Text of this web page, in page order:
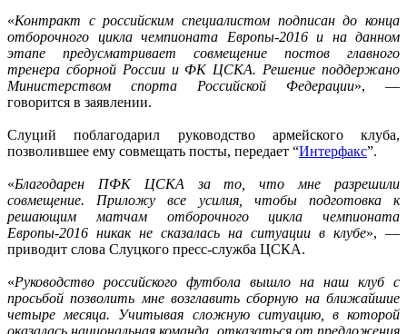
«Контракт с российским специалистом подписан до конца
отборочного цикла чемпионата Европы-2016 и на данном
этапе предусматривает совмещение постов главного
тренера сборной России и ФК ЦСКА. Решение поддержано
Министерством спорта Российской Федерации», —
говорится в заявлении.
Слуций поблагодарил руководство армейского клуба,
позволившее ему совмещать посты, передает “Интерфакс”.
«Благодарен ПФК ЦСКА за то, что мне разрешили
совмещение. Приложу все усилия, чтобы подготовка к
решающим матчам отборочного цикла чемпионата
Европы-2016 никак не сказалась на ситуации в клубе», —
приводит слова Слуцкого пресс-служба ЦСКА.
«Руководство российского футбола вышло на наш клуб с
просьбой позволить мне возглавить сборную на ближайшие
четыре месяца. Учитывая сложную ситуацию, в которой
оказалась национальная команда, отказаться от предложения